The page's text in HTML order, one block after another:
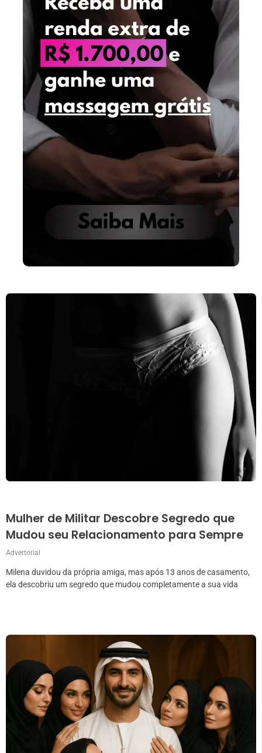
Mulher de Militar Descobre Segredo que
Mudou seu Relacionamento para Sempre
Advertorial
Milena duvidou da própria amiga, mas após 13 anos de casamento,
ela descobriu um segredo que mudou completamente a sua vida